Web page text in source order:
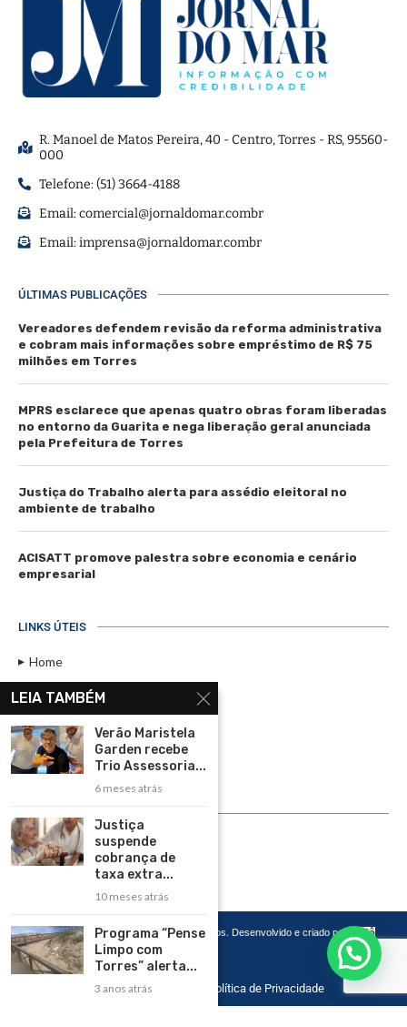
R. Manoel de Matos Pereira, 40 - Centro, Torres - RS, 95560-
000
Telefone: (51) 3664-4188
Email:comercial@jornaldomar.combr
Email:imprensa@jornaldomar.combr
ÚLTIMAS PUBLICAÇÕES
Vereadores defendem revisão da reforma administrativa
e cobram mais informações sobre empréstimo de R$ 75
milhões em Torres
MPRS esclarece que apenas quatro obras foram liberadas
no entorno da Guarita e nega liberação geral anunciada
pela Prefeitura de Torres
Justiça do Trabalho alerta para assédio eleitoral no
ambiente de trabalho
ACISATT promove palestra sobre economia e cenário
empresarial
LINKS ÚTEIS
Home
Assinar
Contato
Política de Privacidade
Rádio Maristela - Ao Vivo
ASSINE
Copyright 2026 – Todos os Direitos Reservados. Desenvolvido e criado por
Cadô
Agência de Marketing
Home Contato Política de Privacidade
LEIA TAMBÉM
Verão Maristela
Garden recebe
Trio Assessoria...
6 meses atrás
Justiça
suspende
cobrança de
taxa extra...
10 meses atrás
Programa “Pense
Limpo com
Torres” alerta...
3 anos atrás